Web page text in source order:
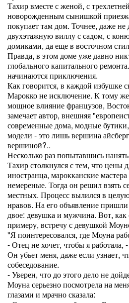
Тахир вместе с женой, с
новорожденным сынишкой
покупает там дом. Точнее, даже не
двухэтажную виллу с садом, с
домиками, да еще в восточном
Правда, в этом доме уже давно
глобального капитального
начинаются приключения.
Как говорится, в каждой избушке
Марокко не исключение. К тому
мощное влияние французов,
замечает автор, внешняя
современные дома, модные
модели - это лишь вершина
вершиной?..
Несколько раз попытавшись
Тахир столкнулся с тем, что цены
иностранца, марокканские
немереные. Тогда он решил взять
местных. Процесс вылился в
нравов. На его объявление
двое: девушка и мужчина. Вот,
примеру, встречу с девушкой
"Я поинтересовался, где Моуна
- Отец не хочет, чтобы я работала,
Он убьет меня, даже если узнает,
собеседование.
- Уверен, что до этого дело не
Моуна серьезно посмотрела на
глазами и мрачно сказала: